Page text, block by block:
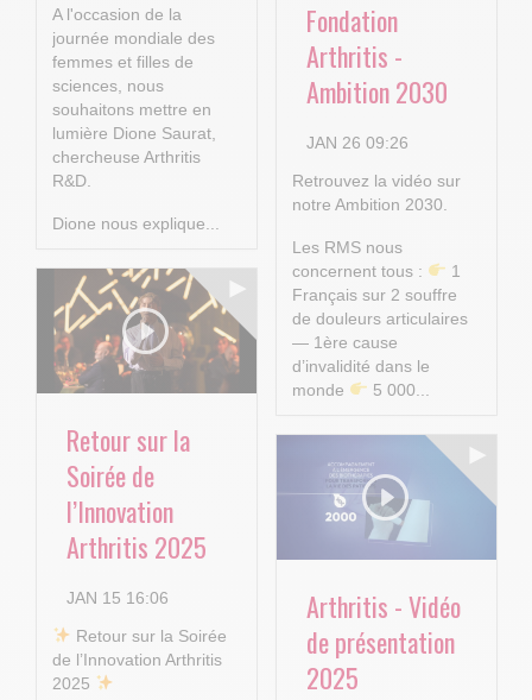
A l'occasion de la
journée mondiale des
femmes et filles de
sciences, nous
souhaitons mettre en
lumière Dione Saurat,
chercheuse Arthritis
R&D.
Dione nous explique...
Fondation
Arthritis -
Ambition 2030
JAN 26 09:26
Retrouvez la vidéo sur
notre Ambition 2030.
Les RMS nous
concernent tous :
1
Français sur 2 souffre
de douleurs articulaires
— 1ère cause
d’invalidité dans le
monde
5 000...
Retour sur la
Soirée de
l’Innovation
Arthritis 2025
JAN 15 16:06
​ Retour sur la Soirée
de l’Innovation Arthritis
2025
Arthritis - Vidéo
de présentation
2025